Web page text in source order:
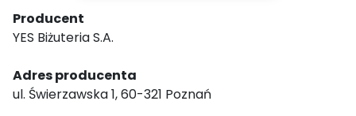
Producent
YES Biżuteria S.A.
Adres producenta
ul. Świerzawska 1, 60-321 Poznań